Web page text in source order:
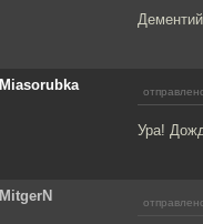
Miasorubka
Ура!
MitgerN